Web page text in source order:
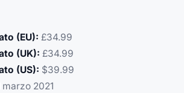
(EU): £34.99
(UK): £34.99
(US): $39.99
marzo 2021